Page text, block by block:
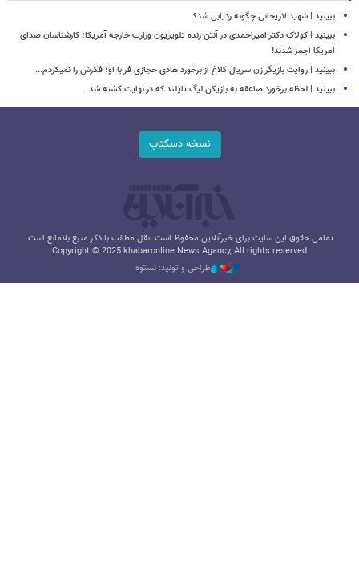
ببینید | شهید لاریجانی چگونه ردیابی شد؟
ببینید | کولاک دکتر امیراحمدی در آنتن زنده تلویزیون وزارت خارجه آمریکا؛ کارشناسان صدای
امریکا آچمز شدند!
ببینید | روایت بازیگر زن سریال کلاغ از برخورد هادی حجازی فر با او؛ فکرش را نمیکردم...
ببینید | لحظه برخورد صاعقه به بازیکن لیگ تایلند که در نهایت کشته شد
نسخه دسکتاپ
تمامی حقوق این سایت برای خبرآنلاین محفوظ است. نقل مطالب با ذکر منبع بلامانع است.
Copyright © 2025 khabaronline News Agancy, All rights reserved
طراحی و تولید: نستوه